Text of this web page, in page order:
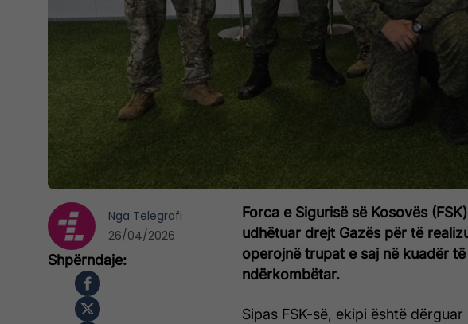
Forca e Sigurisë së Kosovës
udhëtuar drejt Gazës për të
operojnë trupat e saj në kuadër
ndërkombëtar.
Sipas FSK-së, ekipi është
Nga Telegrafi
26/04/2026